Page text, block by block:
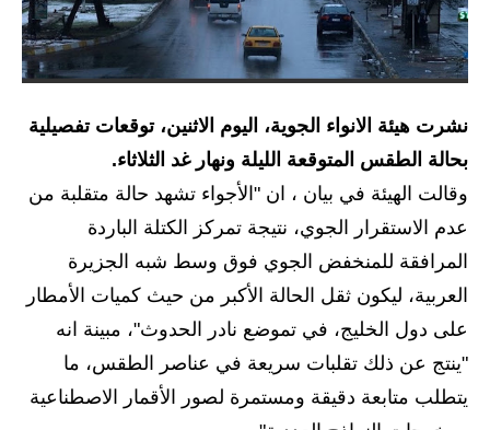
اخبار العراق
الاخبار الامنية
الاخبار الاقتصادية
الاخبار الرياضية
المدارس
اخبار وقرارات وزارة التربية
نتائج الامتحانات
نشرت هيئة الانواء الجوية، اليوم الاثنين، توقعات تفصيلية
بحالة الطقس المتوقعة الليلة ونهار غد الثلاثاء.
وقالت الهيئة في بيان ، ان "الأجواء تشهد حالة متقلبة من
عدم الاستقرار الجوي، نتيجة تمركز الكتلة الباردة
المرافقة للمنخفض الجوي فوق وسط شبه الجزيرة
العربية، ليكون ثقل الحالة الأكبر من حيث كميات الأمطار
على دول الخليج، في تموضع نادر الحدوث"، مبينة انه
"ينتج عن ذلك تقلبات سريعة في عناصر الطقس، ما
يتطلب متابعة دقيقة ومستمرة لصور الأقمار الاصطناعية